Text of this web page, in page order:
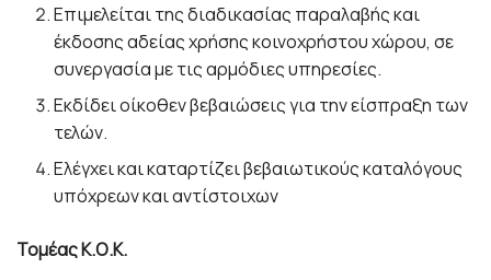
Επιμελείται της διαδικασίας παραλαβής και
έκδοσης αδείας χρήσης κοινοχρήστου χώρου, σε
συνεργασία με τις αρμόδιες υπηρεσίες.
Εκδίδει οίκοθεν βεβαιώσεις για την είσπραξη των
τελών.
Ελέγχει και καταρτίζει βεβαιωτικούς καταλόγους
υπόχρεων και αντίστοιχων
Τομέας Κ.Ο.Κ.